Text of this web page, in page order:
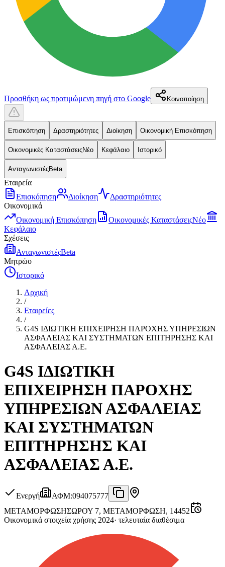
Προσθήκη ως προτιμώμενη πηγή στο Google Κοινοποίηση
Επισκόπηση Δραστηριότητες Διοίκηση Οικονομική Επισκόπηση
Οικονομικές ΚαταστάσειςΝέο Κεφάλαιο Ιστορικό
ΑνταγωνιστέςBeta
Εταιρεία
Επισκόπηση
Διοίκηση
Δραστηριότητες
Οικονομικά
Οικονομική Επισκόπηση
Οικονομικές ΚαταστάσειςΝέο
Κεφάλαιο
Σχέσεις
ΑνταγωνιστέςBeta
Μητρώο
Ιστορικό
Αρχική
/
Εταιρείες
/
G4S ΙΔΙΩΤΙΚΗ ΕΠΙΧΕΙΡΗΣΗ ΠΑΡΟΧΗΣ ΥΠΗΡΕΣΙΩΝ
ΑΣΦΑΛΕΙΑΣ ΚΑΙ ΣΥΣΤΗΜΑΤΩΝ ΕΠΙΤΗΡΗΣΗΣ ΚΑΙ
ΑΣΦΑΛΕΙΑΣ Α.Ε.
G4S ΙΔΙΩΤΙΚΗ
ΕΠΙΧΕΙΡΗΣΗ ΠΑΡΟΧΗΣ
ΥΠΗΡΕΣΙΩΝ ΑΣΦΑΛΕΙΑΣ
ΚΑΙ ΣΥΣΤΗΜΑΤΩΝ
ΕΠΙΤΗΡΗΣΗΣ ΚΑΙ
ΑΣΦΑΛΕΙΑΣ Α.Ε.
Ενεργή ΑΦΜ:094075777
ΜΕΤΑΜΟΡΦΩΣΗΣΩΡΟΥ 7, ΜΕΤΑΜΟΡΦΩΣΗ, 14452
Οικονομικά στοιχεία χρήσης 2024· τελευταία διαθέσιμα